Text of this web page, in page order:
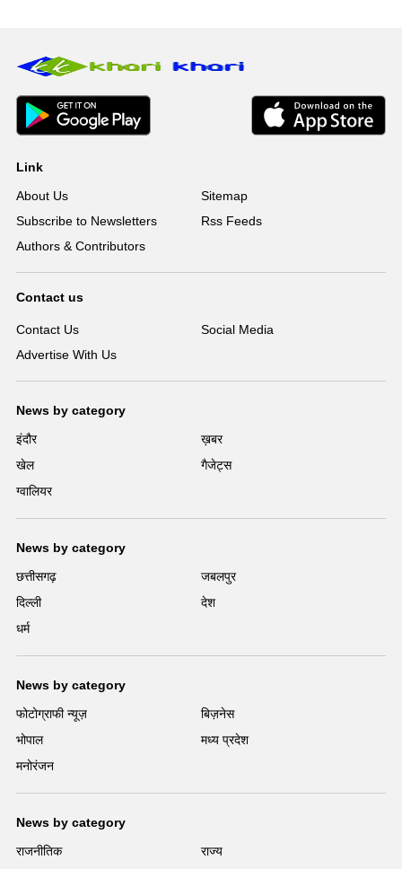
Link
About Us
Sitemap
Subscribe to Newsletters
Rss Feeds
Authors & Contributors
Contact us
Contact Us
Social Media
Advertise With Us
News by category
इंदौर
ख़बर
खेल
गैजेट्स
ग्वालियर
News by category
छत्तीसगढ़
जबलपुर
दिल्ली
देश
धर्म
News by category
फोटोग्राफी न्यूज़
बिज़नेस
भोपाल
मध्य प्रदेश
मनोरंजन
News by category
राजनीतिक
राज्य